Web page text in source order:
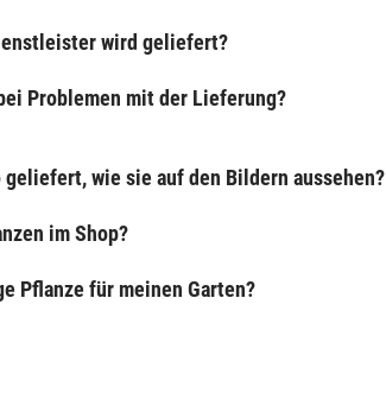
wird geliefert?
Problemen mit der Lieferung?
geliefert, wie sie auf den Bildern aussehen?
im Shop?
Pflanze für meinen Garten?